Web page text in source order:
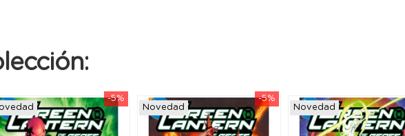
-5%
-5%
Novedad
Novedad